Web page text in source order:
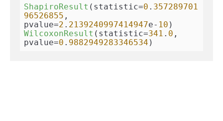
ShapiroResult (statistic=0 . 357289701
96526855 ,
pvalue=2 . 2139240997414947e- 10
WilcoxonResult (statistic=341 . 0 ,
pvalue=0 . 9882949283346534 )